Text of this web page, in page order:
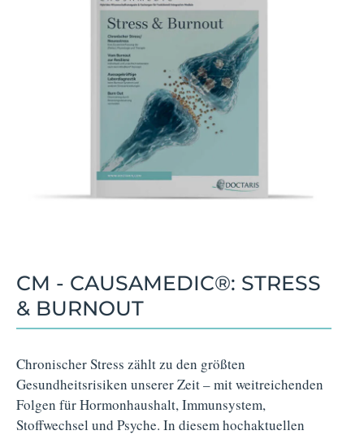
CM - CAUSAMEDIC®: STRESS
& BURNOUT
Chronischer Stress zählt zu den größten
Gesundheitsrisiken unserer Zeit – mit weitreichenden
Folgen für Hormonhaushalt, Immunsystem,
Stoffwechsel und Psyche. In diesem hochaktuellen